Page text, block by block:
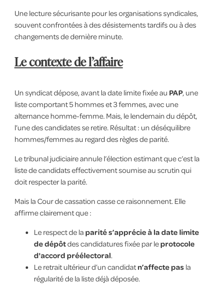
Une lecture sécurisante pour les organisations syndicales,
souvent confrontées à des désistements tardifs ou à des
changements de dernière minute.
Le contexte de l’affaire
Un syndicat dépose, avant la date limite fixée au PAP, une
liste comportant 5 hommes et 3 femmes, avec une
alternance homme-femme. Mais, le lendemain du dépôt,
l’une des candidates se retire. Résultat : un déséquilibre
hommes/femmes au regard des règles de parité.
Le tribunal judiciaire annule l’élection estimant que c’est la
liste de candidats effectivement soumise au scrutin qui
doit respecter la parité.
Mais la Cour de cassation casse ce raisonnement. Elle
affirme clairement que :
Le respect de la parité s’apprécie à la date limite
de dépôtdes candidatures fixée par leprotocole
d'accord préélectoral.
Le retrait ultérieur d’un candidatn’affecte pas la
régularité de la liste déjà déposée.